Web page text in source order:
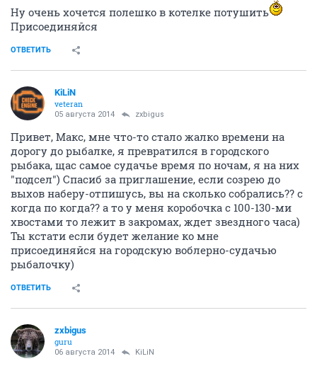
Ну очень хочется полешко в котелке потушить
Присоединяйся
ОТВЕТИТЬ
KiLiN
veteran
05 августа 2014 zxbigus
Привет, Макс, мне что-то стало жалко времени на
дорогу до рыбалке, я превратился в городского
рыбака, щас самое судачье время по ночам, я на них
"подсел") Спасиб за приглашение, если созрею до
выхов наберу-отпишусь, вы на сколько собрались?? с
когда по когда?? а то у меня коробочка с 100-130-ми
хвостами то лежит в закромах, ждет звездного часа)
Ты кстати если будет желание ко мне
присоединяйся на городскую воблерно-судачью
рыбалочку)
ОТВЕТИТЬ
zxbigus
guru
06 августа 2014 KiLiN